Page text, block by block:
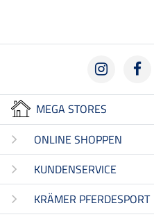
MEGA STORES
ONLINE SHOPPEN
KUNDENSERVICE
KRÄMER PFERDESPORT